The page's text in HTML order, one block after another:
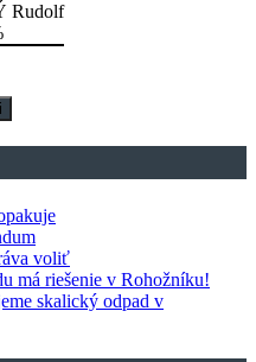
Rudolf
voliť
má riešenie v Rohožníku!
skalický odpad v